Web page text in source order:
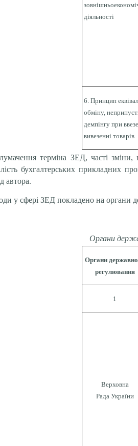
діяльності
6.Принцип
обміну,
демпінгу при
вивезенні товарів
терміна ЗЕД, часті
бухгалтерських прикладних
автора.
у сфері ЗЕД покладено на органи
Органи
Органи
регулювання
1
Верховна
Рада України